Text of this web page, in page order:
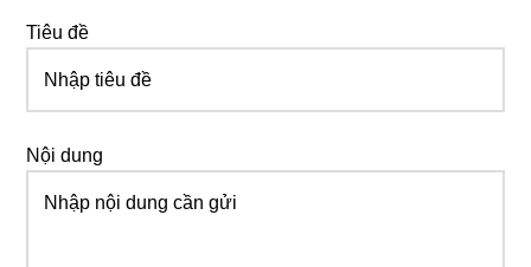
Tiêu đề
Nội dung